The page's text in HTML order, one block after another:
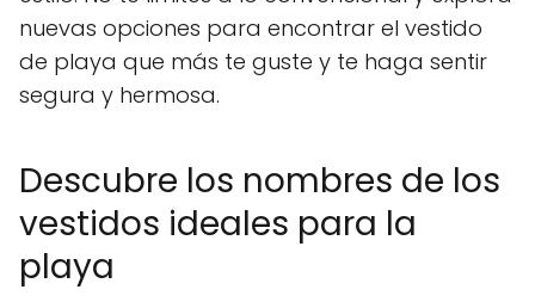
nuevas opciones para encontrar el vestido
de playa que más te guste y te haga sentir
segura y hermosa.
Descubre los nombres de los
vestidos ideales para la
playa